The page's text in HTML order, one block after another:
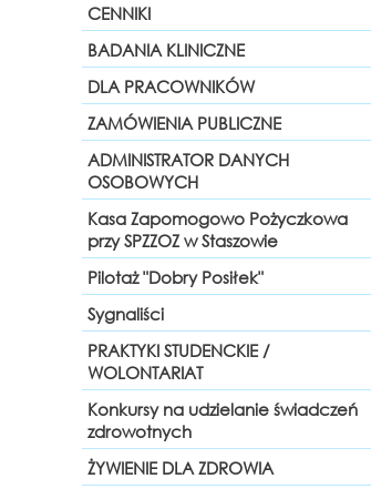
CENNIKI
BADANIA KLINICZNE
DLA PRACOWNIKÓW
ZAMÓWIENIA PUBLICZNE
ADMINISTRATOR DANYCH
OSOBOWYCH
Kasa Zapomogowo Pożyczkowa
przy SPZZOZ w Staszowie
Pilotaż "Dobry Posiłek"
Sygnaliści
PRAKTYKI STUDENCKIE /
WOLONTARIAT
Konkursy na udzielanie świadczeń
zdrowotnych
ŻYWIENIE DLA ZDROWIA